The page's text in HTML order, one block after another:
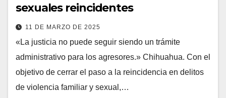
sexuales reincidentes
11 DE MARZO DE 2025
«La justicia no puede seguir siendo un trámite
administrativo para los agresores.» Chihuahua. Con el
objetivo de cerrar el paso a la reincidencia en delitos
de violencia familiar y sexual,…